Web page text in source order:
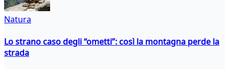
Natura
Lo strano caso degli “ometti”: così la montagna perde la
strada